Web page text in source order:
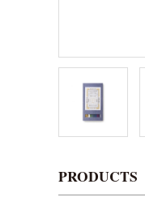
PRODUCTS